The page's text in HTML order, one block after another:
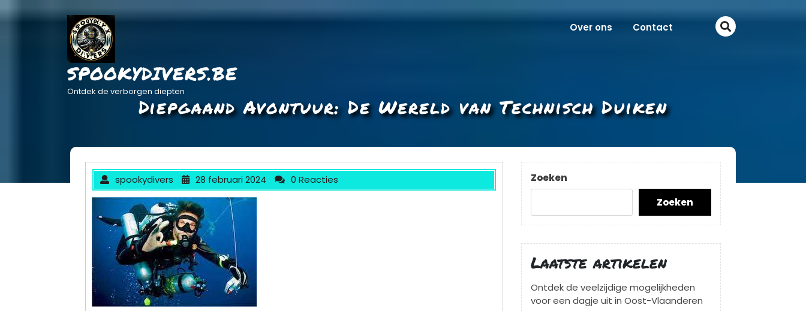
naar
SPOOKYDIVERS.BE
Ontdek de verborgen diepten
Over ons Contact
Diepgaand Avontuur: De Wereld van Technisch Duiken
spookydivers 28 februari 2024 0 Reacties
Zoeken
Zoeken
Laatste artikelen
Ontdek de veelzijdige mogelijkheden
voor een dagje uit in Oost-Vlaanderen